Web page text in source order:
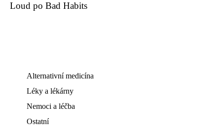
Loud po Bad Habits
Alternativní medicína
Léky a lékárny
Nemoci a léčba
Ostatní